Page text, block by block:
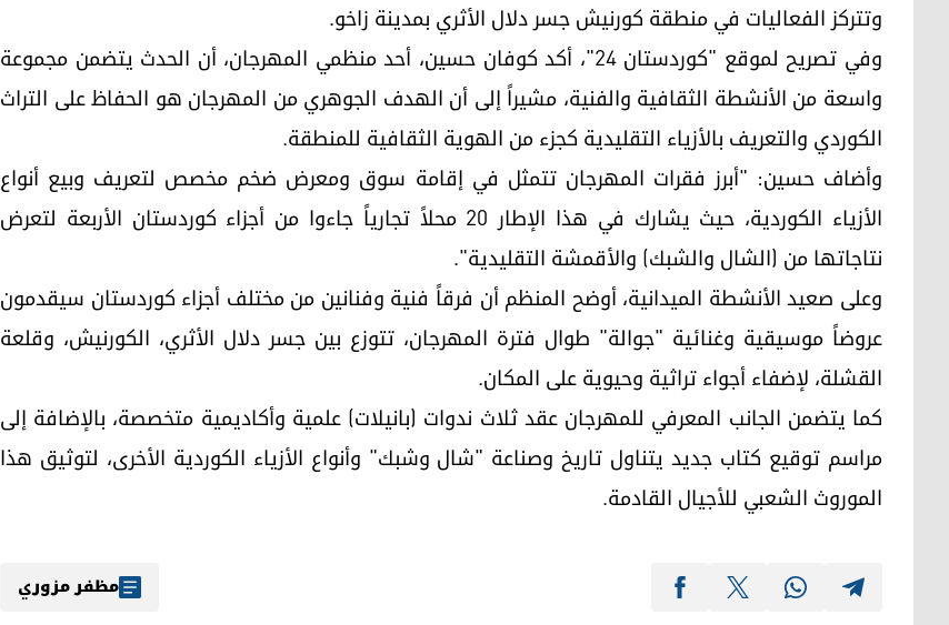
وتتركز الفعاليات في منطقة كورنيش جسر دلال الأثري بمدينة زاخو.
وفي تصريح لموقع "كوردستان 24"، أكد كوفان حسين، أحد منظمي المهرجان، أن الحدث يتضمن مجموعة
واسعة من الأنشطة الثقافية والفنية، مشيراً إلى أن الهدف الجوهري من المهرجان هو الحفاظ على التراث
الكوردي والتعريف بالأزياء التقليدية كجزء من الهوية الثقافية للمنطقة.
وأضاف حسين: "أبرز فقرات المهرجان تتمثل في إقامة سوق ومعرض ضخم مخصص لتعريف وبيع أنواع
الأزياء الكوردية، حيث يشارك في هذا الإطار 20 محلاً تجارياً جاءوا من أجزاء كوردستان الأربعة لتعرض
نتاجاتها من (الشال والشبك) والأقمشة التقليدية".
وعلى صعيد الأنشطة الميدانية، أوضح المنظم أن فرقاً فنية وفنانين من مختلف أجزاء كوردستان سيقدمون
عروضاً موسيقية وغنائية "جوالة" طوال فترة المهرجان، تتوزع بين جسر دلال الأثري، الكورنيش، وقلعة
القشلة، لإضفاء أجواء تراثية وحيوية على المكان.
كما يتضمن الجانب المعرفي للمهرجان عقد ثلاث ندوات (بانيلات) علمية وأكاديمية متخصصة، بالإضافة إلى
مراسم توقيع كتاب جديد يتناول تاريخ وصناعة "شال وشبك" وأنواع الأزياء الكوردية الأخرى، لتوثيق هذا
الموروث الشعبي للأجيال القادمة.
مظفر مزوري